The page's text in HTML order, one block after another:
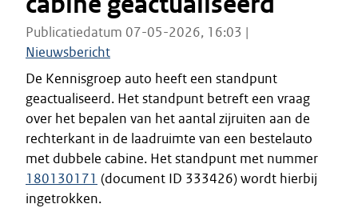
Publicatiedatum 07-05-2026, 16:03 |
Nieuwsbericht
De Kennisgroep auto heeft een standpunt
geactualiseerd. Het standpunt betreft een vraag
over het bepalen van het aantal zijruiten aan de
rechterkant in de laadruimte van een bestelauto
met dubbele cabine. Het standpunt met nummer
180130171 (document ID 333426) wordt hierbij
ingetrokken.